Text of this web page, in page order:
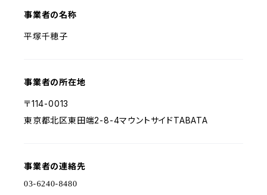
事業者の名称
平塚千穂子
事業者の所在地
〒114-0013
東京都北区東田端2-8-4マウントサイドTABATA
事業者の連絡先